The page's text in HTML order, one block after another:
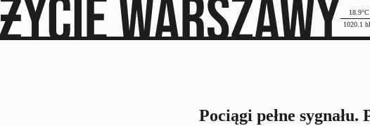
18.9°C
1020.1
Pociągi pełne